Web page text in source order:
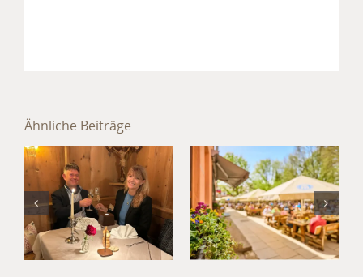
Ähnliche Beiträge
Jahresabschluss
im Hotel
München
Umland
München
Süd: Kultur,
Kulinarik
und
Kurzurlaub
im